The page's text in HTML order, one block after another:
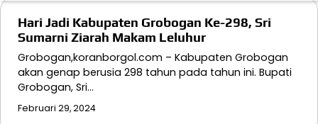
Hari Jadi Kabupaten Grobogan Ke-298, Sri
Sumarni Ziarah Makam Leluhur
Grobogan,koranborgol.com – Kabupaten Grobogan
akan genap berusia 298 tahun pada tahun ini. Bupati
Grobogan, Sri…
Februari 29, 2024